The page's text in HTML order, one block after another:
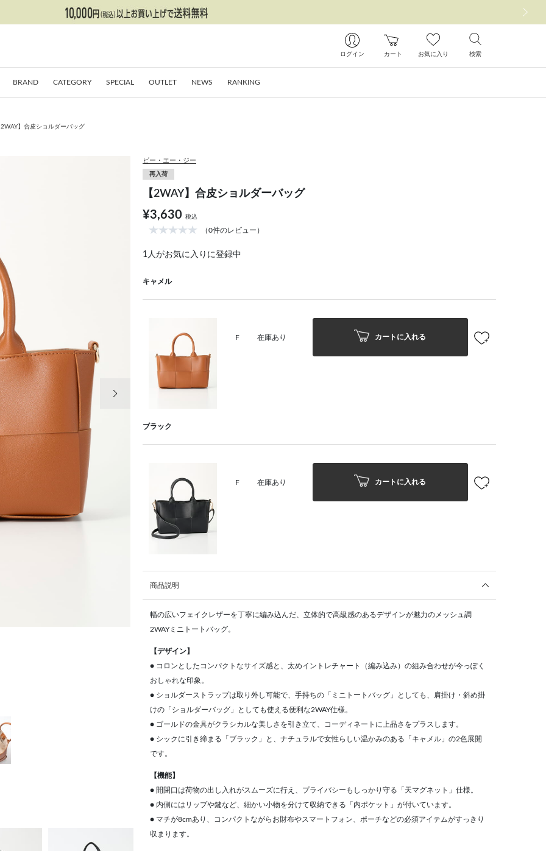
ログイン カート お気に入り 検索
BRAND CATEGORY SPECIAL OUTLET NEWS RANKING
】合皮ショルダーバッグ
ビー・エー・ジー
再入荷
【2WAY】合皮ショルダーバッグ
¥3,630 税込
（0件のレビュー）
1人がお気に入りに登録中
キャメル
F 在庫あり カートに入れる
ブラック
F 在庫あり カートに入れる
商品説明
幅の広いフェイクレザーを丁寧に編み込んだ、立体的で高級感のあるデザインが魅力のメッシュ調
2WAYミニトートバッグ。
【デザイン】
● コロンとしたコンパクトなサイズ感と、太めイントレチャート（編み込み）の組み合わせが今っぽく
おしゃれな印象。
● ショルダーストラップは取り外し可能で、手持ちの「ミニトートバッグ」としても、肩掛け・斜め掛
けの「ショルダーバッグ」としても使える便利な2WAY仕様。
● ゴールドの金具がクラシカルな美しさを引き立て、コーディネートに上品さをプラスします。
● シックに引き締まる「ブラック」と、ナチュラルで女性らしい温かみのある「キャメル」の2色展開
です。
【機能】
● 開閉口は荷物の出し入れがスムーズに行え、プライバシーもしっかり守る「天マグネット」仕様。
● 内側にはリップや鍵など、細かい小物を分けて収納できる「内ポケット」が付いています。
● マチが8cmあり、コンパクトながらお財布やスマートフォン、ポーチなどの必須アイテムがすっきり
収まります。